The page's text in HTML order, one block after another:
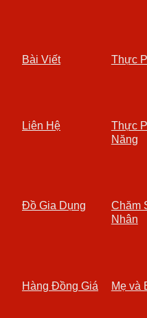
Bài Viết Thực
Liên Hệ
Thực
Năng
Đồ Gia Dụng
Chăm
Nhân
Hàng Đồng Giá Mẹ và